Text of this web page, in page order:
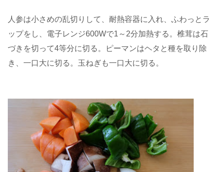
人参は小さめの乱切りして、耐熱容器に入れ、ふわっとラ
ップをし、電子レンジ600Wで1～2分加熱する。椎茸は石
づきを切って4等分に切る。ピーマンはヘタと種を取り除
き、一口大に切る。玉ねぎも一口大に切る。